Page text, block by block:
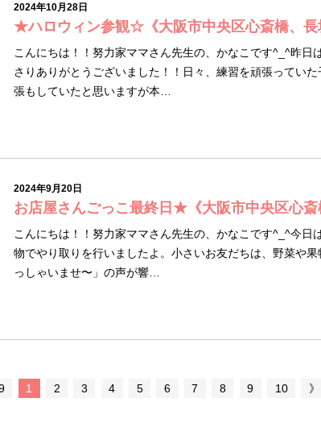
2024年10月28日
★ハロウィン参観☆《大阪市中央区心斎橋、長
こんにちは！！努力家ママさん先生の、かなこです^_^昨日
さりありがとうございました！！日々、練習を頑張ってい
張もしていたと思いますが本…
2024年9月20日
お店屋さんごっこ最終日★《大阪市中央区心斎
こんにちは！！努力家ママさん先生の、かなこです^_^今日
物でやり取りを行いましたよ。小さいお友だちは、野菜や
っしゃいませ〜」の声が響…
1 2 3 4 5 6 7 8 9 10 》